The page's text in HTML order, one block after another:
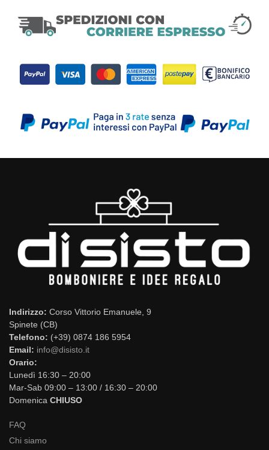
Indirizzo: Corso Vittorio Emanuele, 9
Spinete (CB)
Telefono: (+39) 0874 186 5954
Email: info@disisto.it
Orario:
Lunedì 16:30 – 20:00
Mar-Sab 09:00 – 13:00 / 16:30 – 20:00
Domenica CHIUSO
FAQ
Chi siamo